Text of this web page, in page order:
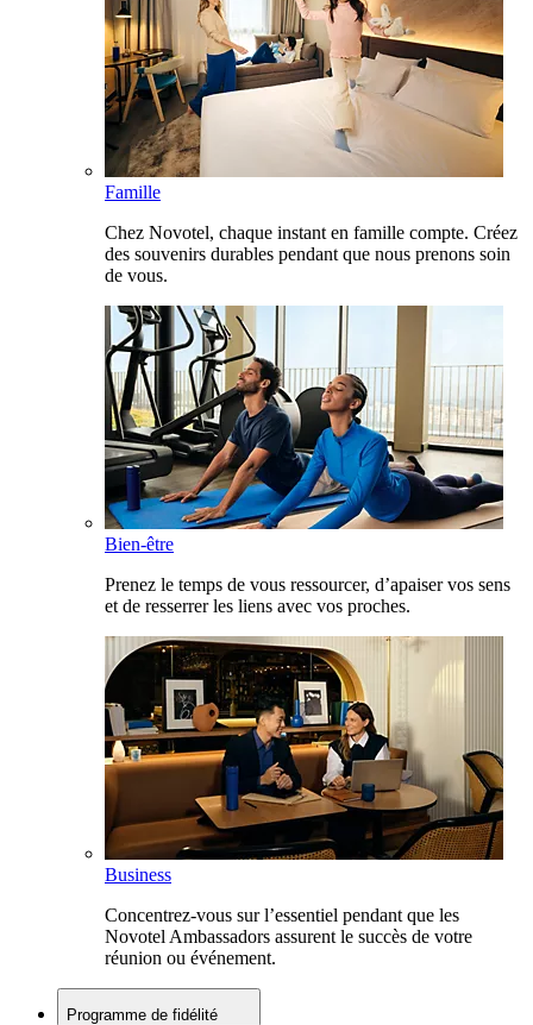
Famille
Chez Novotel, chaque instant en famille compte. Créez
des souvenirs durables pendant que nous prenons soin
de vous.
Bien-être
Prenez le temps de vous ressourcer, d’apaiser vos sens
et de resserrer les liens avec vos proches.
Business
Concentrez-vous sur l’essentiel pendant que les
Novotel Ambassadors assurent le succès de votre
réunion ou événement.
Programme de fidélité